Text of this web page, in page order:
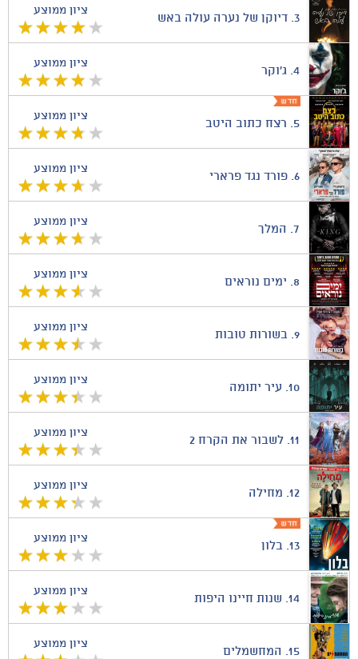
ציון ממוצע
3. דיוקן של נערה עולה באש
ציון ממוצע
4. ג'וקר
ציון ממוצע
5. רצח כתוב היטב
ציון ממוצע
6. פורד נגד פרארי
ציון ממוצע
7. המלך
ציון ממוצע
8. ימים נוראים
ציון ממוצע
9. בשורות טובות
ציון ממוצע
10. עיר יתומה
ציון ממוצע
11. לשבור את הקרח 2
ציון ממוצע
12. מחילה
ציון ממוצע
13. בלון
ציון ממוצע
14. שנות חיינו היפות
ציון ממוצע
15. המחשמלים